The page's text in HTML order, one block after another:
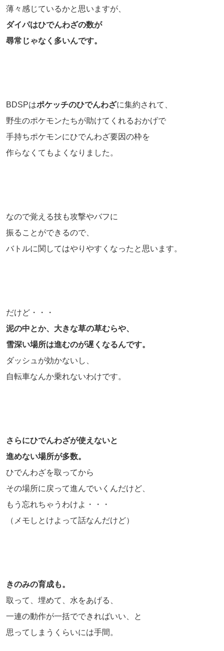
薄々感じているかと思いますが、
ダイパはひでんわざの数が
尋常じゃなく多いんです。
BDSPはポケッチのひでんわざに集約されて、
野生のポケモンたちが助けてくれるおかげで
手持ちポケモンにひでんわざ要因の枠を
作らなくてもよくなりました。
なので覚える技も攻撃やバフに
振ることができるので、
バトルに関してはやりやすくなったと思います。
だけど・・・
泥の中とか、大きな草の草むらや、
雪深い場所は進むのが遅くなるんです。
ダッシュが効かないし、
自転車なんか乗れないわけです。
さらにひでんわざが使えないと
進めない場所が多数。
ひでんわざを取ってから
その場所に戻って進んでいくんだけど、
もう忘れちゃうわけよ・・・
（メモしとけよって話なんだけど）
きのみの育成も。
取って、埋めて、水をあげる、
一連の動作が一括でできればいい、と
思ってしまうくらいには手間。